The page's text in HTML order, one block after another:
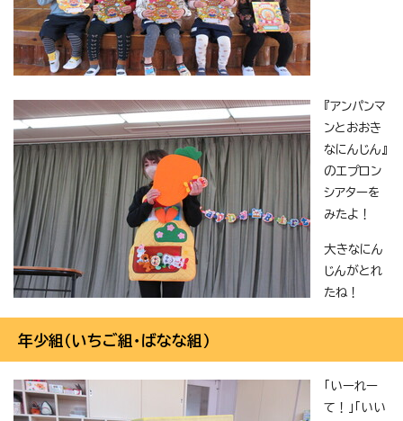
『アンパンマ
ンとおおき
なにんじん』
のエプロン
シアターを
みたよ！
大きなにん
じんがとれ
たね！
年少組（いちご組・ばなな組）
「いーれー
て！」「いい